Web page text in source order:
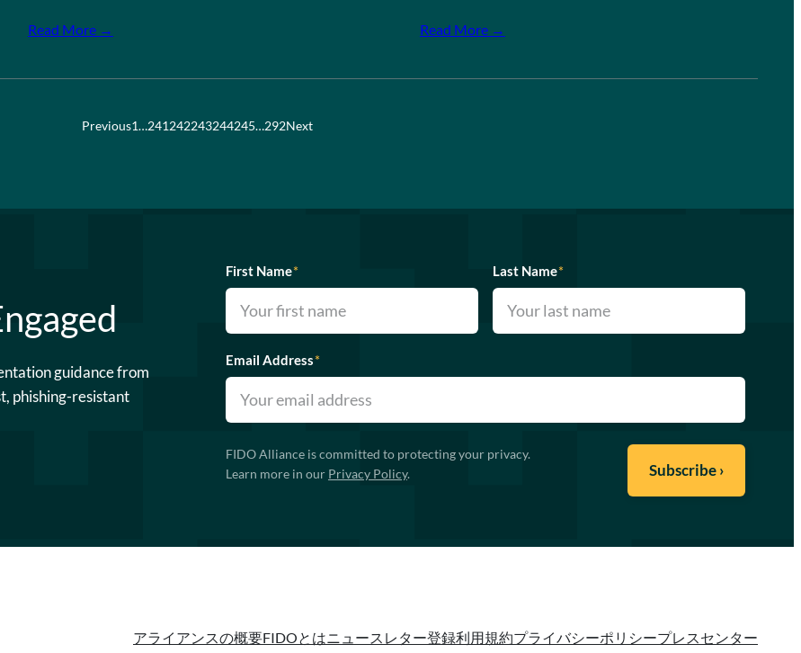
Read More → Read More →
Previous1…241242243244245…292Next
guidance from
phishing-resistant
First Name* Last Name*
Email Address*
FIDO Alliance is committed to protecting your privacy.
Learn more in our Privacy Policy.
アライアンスの概要FIDOとはニュースレター登録利用規約プライバシーポリシープレスセンター